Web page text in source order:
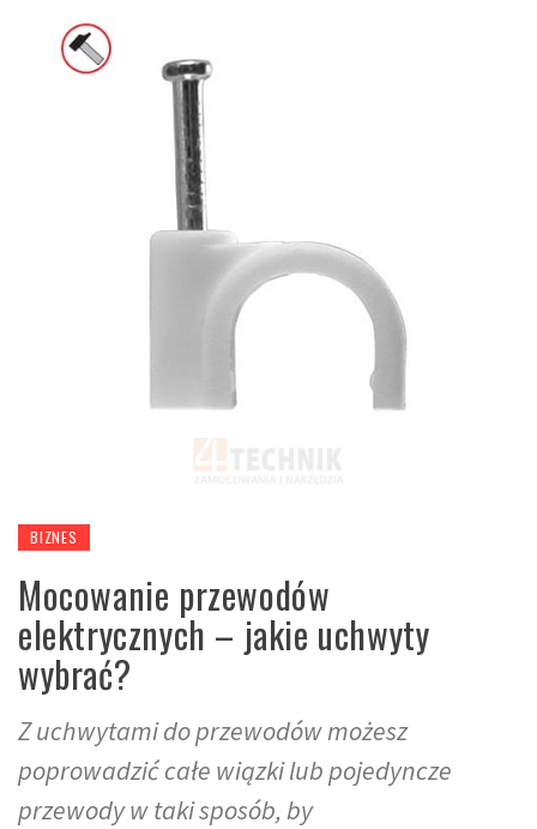
BIZNES
Mocowanie przewodów
elektrycznych – jakie uchwyty
wybrać?
Z uchwytami do przewodów możesz
poprowadzić całe wiązki lub pojedyncze
przewody w taki sposób, by